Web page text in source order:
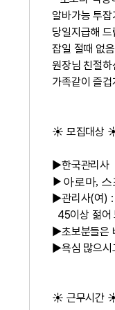
알바가능 투
당일지급해
잡일 절때 없음
원장님 친절
가족같이 즐
☀️ 모집대상
▶한국관리사
▶아로마, 스
▶관리사(여)
45이상 젊어
▶초보분들은
▶욕심 많으시
☀️ 근무시간